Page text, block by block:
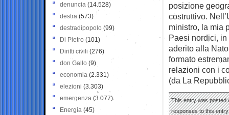
posizione
costruttivo.
ministro, la mia
Paesi nordici,
aderito alla
formato
relazioni con i
(da La
This entry was posted
responses to this
denuncia (14.528)
destra (573)
destradipopolo (99)
Di Pietro (101)
Diritti civili (276)
don Gallo (9)
economia (2.331)
elezioni (3.303)
emergenza (3.077)
Energia (45)